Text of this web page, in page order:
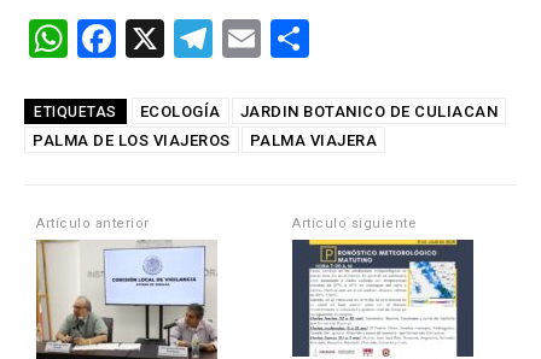
W
at
s
p
F
ce
b
o
k
X
T
e
gr
m
E
ail m
p
tir
ETIQUETAS ECOLOGÍA
JARDIN BOTANICO DE CULIACAN
PALMA DE LOS VIAJEROS
PALMA VIAJERA
Artículo anterior Artículo siguiente